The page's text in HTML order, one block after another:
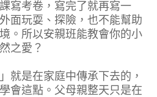
寫考卷，寫完了就再寫一
面玩耍、探險，也不能幫助
。所以安親班能教會你的小
之愛？
就是在家庭中傳承下去的，
會這點。父母親整天只是在